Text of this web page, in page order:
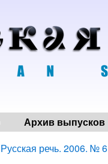
Архив выпусков
Русская речь. 2006. № 6